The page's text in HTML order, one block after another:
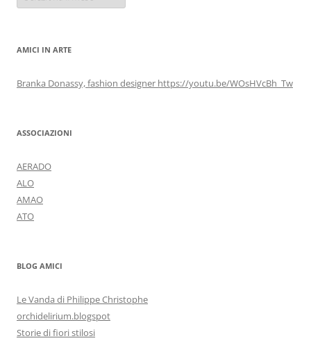
AMICI IN ARTE
Branka Donassy, fashion designer https://youtu.be/WOsHVcBh_Tw
ASSOCIAZIONI
AERADO
ALO
AMAO
ATO
BLOG AMICI
Le Vanda di Philippe Christophe
orchidelirium.blogspot
Storie di fiori stilosi